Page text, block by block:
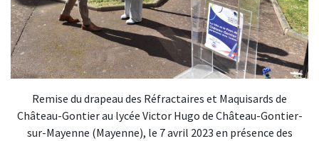
Remise du drapeau des Réfractaires et Maquisards de
Château-Gontier au lycée Victor Hugo de Château-Gontier-
sur-Mayenne (Mayenne), le 7 avril 2023 en présence des